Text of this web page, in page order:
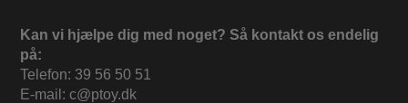
Kan vi hjælpe dig med noget? Så kontakt os endelig
på:
Telefon: 39 56 50 51
E-mail: c@ptoy.dk